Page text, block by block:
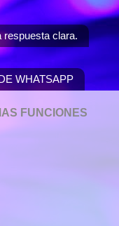
respuesta clara.
WHATSAPP
FUNCIONES